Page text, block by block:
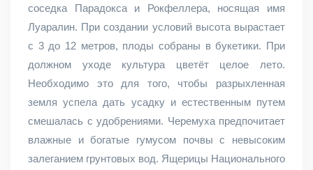
соседка Парадокса и Рокфеллера, носящая имя
Луаралин. При создании условий высота вырастает
с 3 до 12 метров, плоды собраны в букетики. При
должном уходе культура цветёт целое лето.
Необходимо это для того, чтобы разрыхленная
земля успела дать усадку и естественным путем
смешалась с удобрениями. Черемуха предпочитает
влажные и богатые гумусом почвы с невысоким
залеганием грунтовых вод. Ящерицы Национального